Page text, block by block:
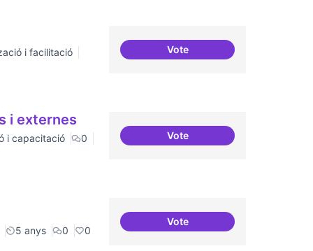
i facilitació
VoteRelatoria col·laborativa
i externes
i capacitació
0
VoteRelació equilibrada entre
5 anys 0 0
VoteRefugi en cas d'un tall a